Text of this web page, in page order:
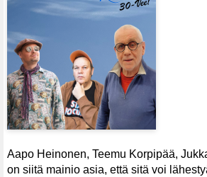
Aapo Heinonen, Teemu Korpipää,
on siitä mainio asia, että sitä voi